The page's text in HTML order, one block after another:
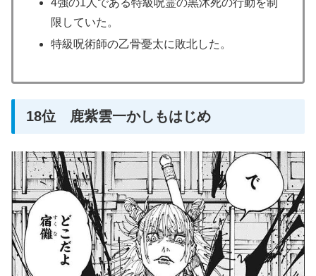
4強の1人である特級呪霊の黒沐死の行動を制
限していた。
特級呪術師の乙骨憂太に敗北した。
18位 鹿紫雲一かしもはじめ